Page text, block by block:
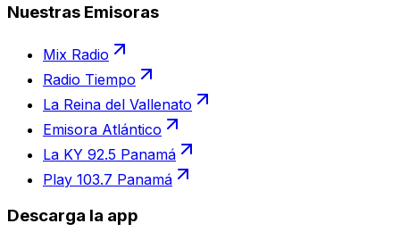
Nuestras Emisoras
Mix Radio
Radio Tiempo
La Reina del Vallenato
Emisora Atlántico
La KY 92.5 Panamá
Play 103.7 Panamá
Descarga la app